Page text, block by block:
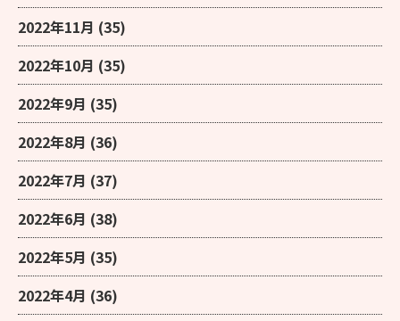
2022年11月 (35)
2022年10月 (35)
2022年9月 (35)
2022年8月 (36)
2022年7月 (37)
2022年6月 (38)
2022年5月 (35)
2022年4月 (36)